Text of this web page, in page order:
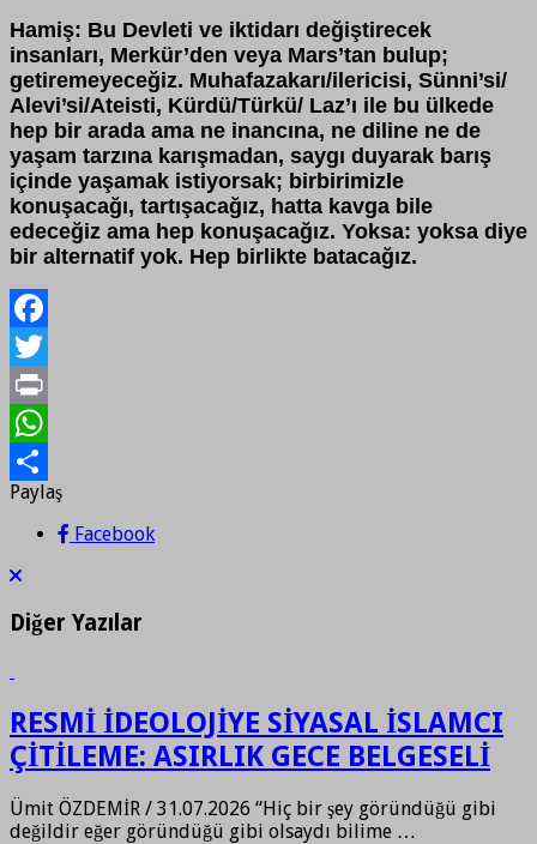
Hamiş: Bu Devleti ve iktidarı değiştirecek
insanları, Merkür’den veya Mars’tan bulup;
getiremeyeceğiz. Muhafazakarı/ilericisi, Sünni’si/
Alevi’si/Ateisti, Kürdü/Türkü/ Laz’ı ile bu ülkede
hep bir arada ama ne inancına, ne diline ne de
yaşam tarzına karışmadan, saygı duyarak barış
içinde yaşamak istiyorsak; birbirimizle
konuşacağı, tartışacağız, hatta kavga bile
edeceğiz ama hep konuşacağız. Yoksa: yoksa diye
bir alternatif yok. Hep birlikte batacağız.
Facebook
Twitter
Print
WhatsApp
Paylaş
Paylaş
Facebook
Diğer Yazılar
RESMİ İDEOLOJİYE SİYASAL İSLAMCI
ÇİTİLEME: ASIRLIK GECE BELGESELİ
Ümit ÖZDEMİR / 31.07.2026 “Hiç bir şey göründüğü gibi
değildir eğer göründüğü gibi olsaydı bilime …